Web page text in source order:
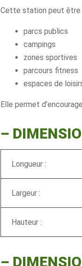
Cette station peut être
parcs publics
campings
zones sportives
parcours fitness
espaces de
Elle permet
–
Longueur :
Largeur :
Hauteur :
–